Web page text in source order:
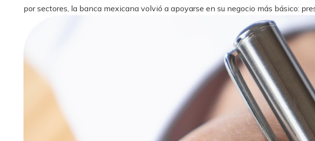
por sectores, la banca mexicana volvió a apoyarse en su negocio más básico: